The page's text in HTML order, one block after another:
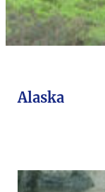
Alaska